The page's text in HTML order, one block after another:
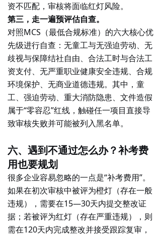
资不匹配，审核将面临红灯风险。
第三，走一遍预评估自查。
对照MCS（最低合规标准）的六大核心优
先级进行自查：无童工与无强迫劳动、无
歧视与保障结社自由、合法工时与合法工
资支付、无严重职业健康安全违规、合规
环境保护、无商业道德违规。其中，童
工、强迫劳动、重大消防隐患、文件造假
属于“零容忍”红线 ，触碰任一项目直接导
致审核失败并可能被列入黑名单。
六、遇到不通过怎么办？补考费
用也要规划
很多企业容易忽略的一点是“补考费用”。
如果在初次审核中被评为橙灯 （存在一般
违规），需要在15—30天内提交整改证
据；若被评为红灯 （存在严重违规），则
需在120天内完成整改并接受跟踪复审，